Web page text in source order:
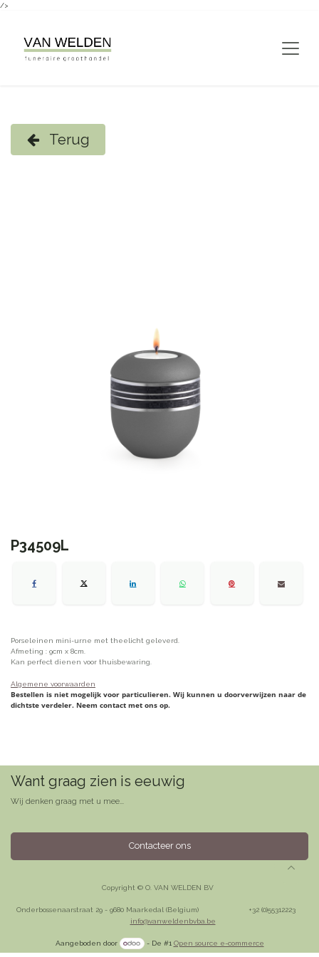
/>
Terug
P34509L
Porseleinen mini-urne met theelicht geleverd.
Afmeting : 9cm x 8cm.
Kan perfect dienen voor thuisbewaring.
Algemene voorwaarden
Bestellen is niet mogelijk voor particulieren. Wij kunnen u doorverwijzen naar de
dichtste verdeler. Neem contact met ons op.
Want graag zien is eeuwig
Wij denken graag met u mee...
Contacteer ons
Copyright © O. VAN WELDEN BV
Onderbossenaarstraat 29 - 9680 Maarkedal (Belgium)
​+32 (0)55312223
info@vanweldenbvba.be
Aangeboden door - De #1 Open source e-commerce